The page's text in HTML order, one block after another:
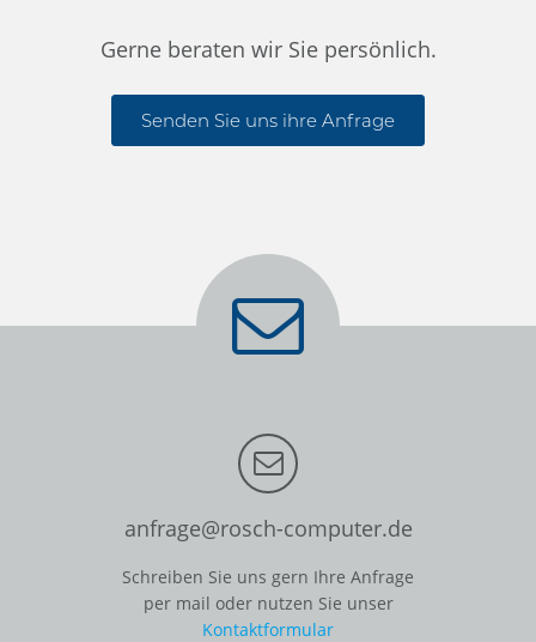
Gerne beraten wir Sie persönlich.
Senden Sie uns ihre Anfrage
anfrage@rosch-computer.de
Schreiben Sie uns gern Ihre Anfrage
per mail oder nutzen Sie unser
Kontaktformular